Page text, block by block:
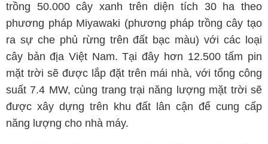
trồng 50.000 cây xanh trên diện tích 30 ha theo
phương pháp Miyawaki (phương pháp trồng cây tạo
ra sự che phủ rừng trên đất bạc màu) với các loại
cây bản địa Việt Nam. Tại đây hơn 12.500 tấm pin
mặt trời sẽ được lắp đặt trên mái nhà, với tổng công
suất 7.4 MW, cùng trang trại năng lượng mặt trời sẽ
được xây dựng trên khu đất lân cận để cung cấp
năng lượng cho nhà máy.